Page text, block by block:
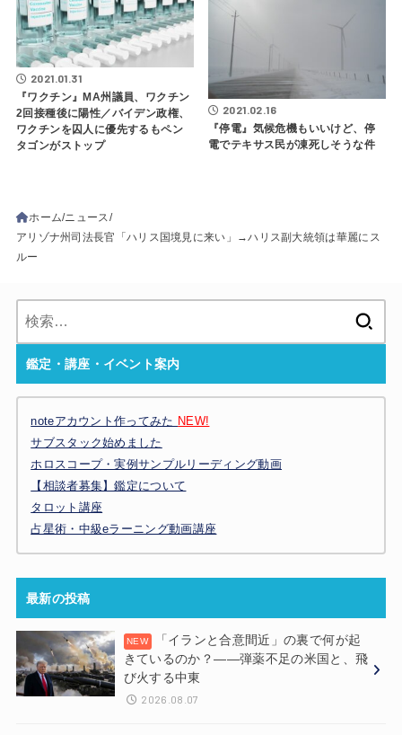
2021.01.31
『ワクチン』MA州議員、ワクチン
2回接種後に陽性／バイデン政権、
ワクチンを囚人に優先するもペン
タゴンがストップ
2021.02.16
『停電』気候危機もいいけど、停
電でテキサス民が凍死しそうな件
ホーム ニュース
アリゾナ州司法長官「ハリス国境見に来い」→ハリス副大統領は華麗にス
ルー
鑑定・講座・イベント案内
noteアカウント作ってみた NEW!
サブスタック始めました
ホロスコープ・実例サンプルリーディング動画
【相談者募集】鑑定について
タロット講座
占星術・中級eラーニング動画講座
最新の投稿
「イランと合意間近」の裏で何が起
きているのか？——弾薬不足の米国と、飛
び火する中東
2026.08.07